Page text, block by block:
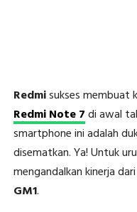
Redmisukses membuat
Redmi Note 7di awal
smartphone ini adalah
disematkan. Ya! Untuk
mengandalkan kinerja
GM1.